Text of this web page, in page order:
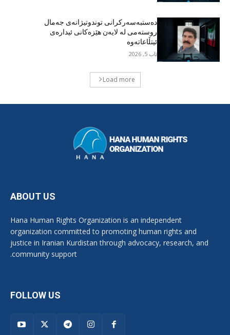
دەستبەسەرکرانی توندوتیژانەی جەمال
روستەمی لە لایەن هێزەکانی ئیدارەی
ئیتڵاعاتەوە
ئاب 5, 2026
Load more
ABOUT US
Hana Human Rights Organization is an independent
organization committed to promoting human rights and
justice in Iranian Kurdistan through advocacy, research, and
community support.
FOLLOW US